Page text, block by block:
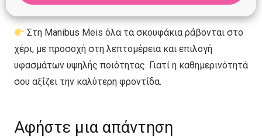
Στη Manibus Meis όλα τα σκουφάκια ράβονται στο
χέρι, με προσοχή στη λεπτομέρεια και επιλογή
υφασμάτων υψηλής ποιότητας. Γιατί η καθημερινότητά
σου αξίζει την καλύτερη φροντίδα.
Αφήστε μια απάντηση